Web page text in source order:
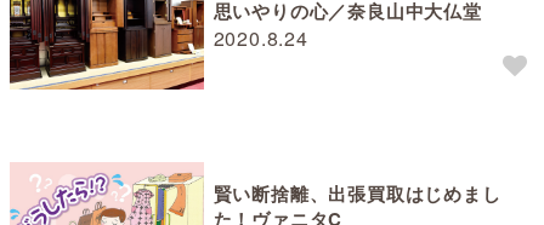
2020.8.24
思いやりの心／奈良山中大仏堂
賢い断捨離、出張買取はじめまし
た！ヴァニタC